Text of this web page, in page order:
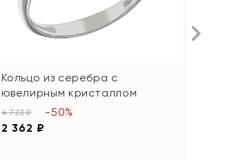
Кольцо из серебра с
ювелирным кристаллом
4 723 ₽
2 362 ₽
-50%